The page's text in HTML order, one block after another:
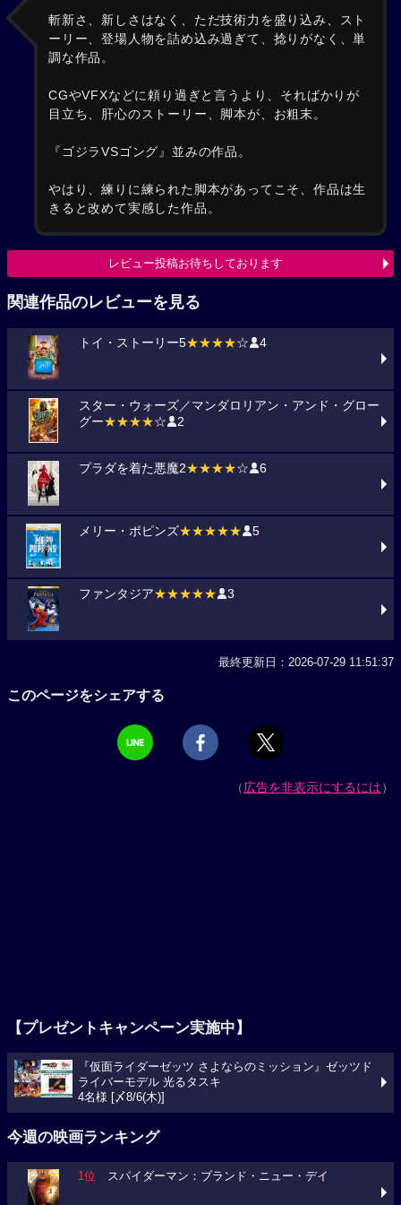
斬新さ、新しさはなく、ただ技術力を盛り込み、スト
ーリー、登場人物を詰め込み過ぎて、捻りがなく、単
調な作品。
CGやVFXなどに頼り過ぎと言うより、そればかりが
目立ち、肝心のストーリー、脚本が、お粗末。
『ゴジラVSゴング』並みの作品。
やはり、練りに練られた脚本があってこそ、作品は生
きると改めて実感した作品。
レビュー投稿お待ちしております
関連作品のレビューを見る
トイ・ストーリー5★★★★☆ 4
スター・ウォーズ／マンダロリアン・アンド・グロー
グー★★★★☆ 2
プラダを着た悪魔2★★★★☆ 6
メリー・ポピンズ★★★★★ 5
ファンタジア★★★★★ 3
最終更新日：2026-07-29 11:51:37
このページをシェアする
（広告を非表示にするには）
【プレゼントキャンペーン実施中】
『仮面ライダーゼッツ さよならのミッション』ゼッツド
ライバーモデル 光るタスキ
4名様 [〆8/6(木)]
今週の映画ランキング
1位 スパイダーマン：ブランド・ニュー・デイ